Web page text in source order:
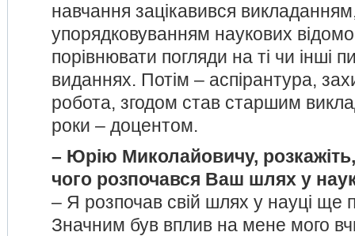
навчання зацікавився
упорядковуванням наукових
порівнювати погляди на ті чи інші
виданнях. Потім – аспірантура,
робота, згодом став старшим
роки – доцентом.
– Юрію Миколайовичу,
чого розпочався Ваш шлях у
– Я розпочав свій шлях у науці ще
Значним був вплив на мене мого